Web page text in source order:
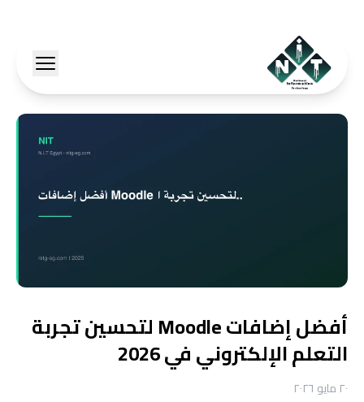
أفضل إضافات Moodle لتحسين تجربة
التعلم الإلكتروني في 2026
٢٠ مايو ٢٠٢٦